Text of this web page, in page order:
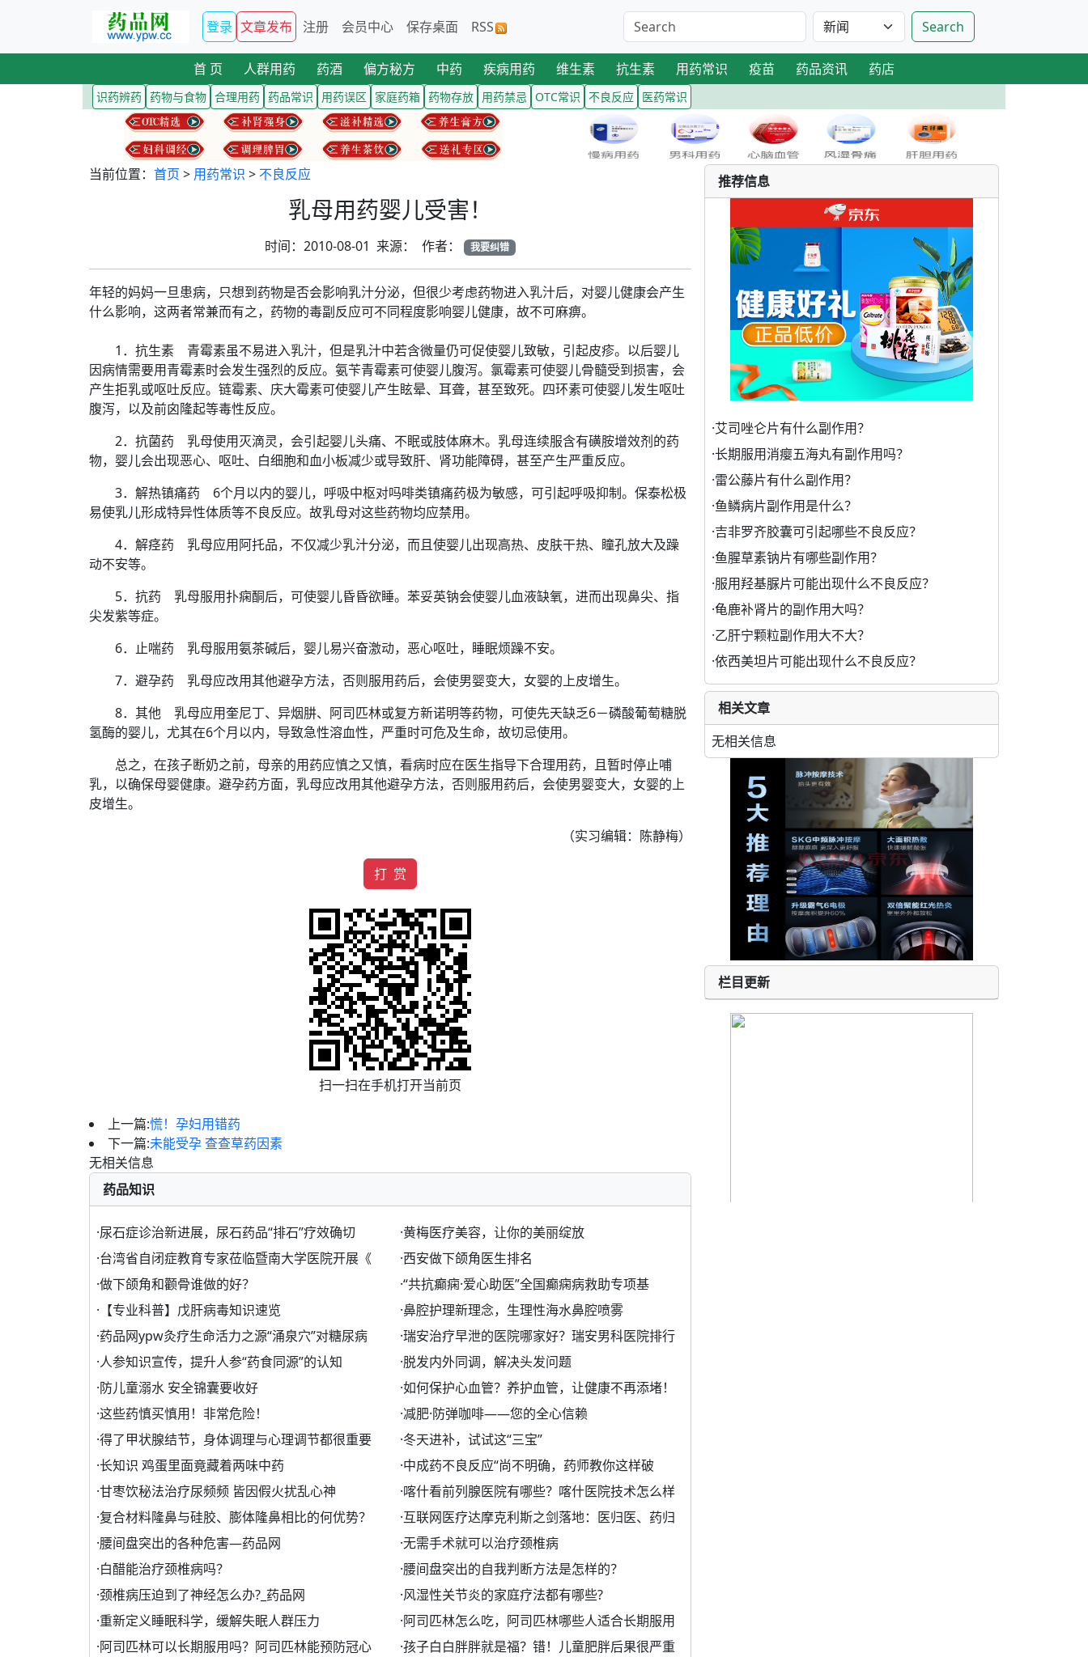
登录 文章发布 注册 会员中心 保存桌面 RSS Search
首 页 人群用药 药酒 偏方秘方 中药 疾病用药 维生素 抗生素 用药常识 疫苗 药品资讯 药店
识药辨药 药物与食物 合理用药 药品常识 用药误区 家庭药箱 药物存放 用药禁忌 OTC常识 不良反应 医药常识
当前位置： 首页 > 用药常识 > 不良反应
乳母用药婴儿受害！
时间：2010-08-01 来源： 作者： 我要纠错
年轻的妈妈一旦患病，只想到药物是否会影响乳汁分泌，但很少考虑药物进入乳汁后，对婴儿健康会产生
什么影响，这两者常兼而有之，药物的毒副反应可不同程度影响婴儿健康，故不可麻痹。
1．抗生素 青霉素虽不易进入乳汁，但是乳汁中若含微量仍可促使婴儿致敏，引起皮疹。以后婴儿
因病情需要用青霉素时会发生强烈的反应。氨苄青霉素可使婴儿腹泻。氯霉素可使婴儿骨髓受到损害，会
产生拒乳或呕吐反应。链霉素、庆大霉素可使婴儿产生眩晕、耳聋，甚至致死。四环素可使婴儿发生呕吐
腹泻，以及前囟隆起等毒性反应。
2．抗菌药 乳母使用灭滴灵，会引起婴儿头痛、不眠或肢体麻木。乳母连续服含有磺胺增效剂的药
物，婴儿会出现恶心、呕吐、白细胞和血小板减少或导致肝、肾功能障碍，甚至产生严重反应。
3．解热镇痛药 6个月以内的婴儿，呼吸中枢对吗啡类镇痛药极为敏感，可引起呼吸抑制。保泰松极
易使乳儿形成特异性体质等不良反应。故乳母对这些药物均应禁用。
4．解痉药 乳母应用阿托品，不仅减少乳汁分泌，而且使婴儿出现高热、皮肤干热、瞳孔放大及躁
动不安等。
5．抗药 乳母服用扑痫酮后，可使婴儿昏昏欲睡。苯妥英钠会使婴儿血液缺氧，进而出现鼻尖、指
尖发紫等症。
6．止喘药 乳母服用氨茶碱后，婴儿易兴奋激动，恶心呕吐，睡眠烦躁不安。
7．避孕药 乳母应改用其他避孕方法，否则服用药后，会使男婴变大，女婴的上皮增生。
8．其他 乳母应用奎尼丁、异烟肼、阿司匹林或复方新诺明等药物，可使先天缺乏6－磷酸葡萄糖脱
氢酶的婴儿，尤其在6个月以内，导致急性溶血性，严重时可危及生命，故切忌使用。
总之，在孩子断奶之前，母亲的用药应慎之又慎，看病时应在医生指导下合理用药，且暂时停止哺
乳，以确保母婴健康。避孕药方面，乳母应改用其他避孕方法，否则服用药后，会使男婴变大，女婴的上
皮增生。
（实习编辑：陈静梅）
打 赏
扫一扫在手机打开当前页
上一篇:慌！孕妇用错药
下一篇:未能受孕 查查草药因素
无相关信息
药品知识
·尿石症诊治新进展，尿石药品“排石”疗效确切 ·黄梅医疗美容，让你的美丽绽放
·台湾省自闭症教育专家莅临暨南大学医院开展《 ·西安做下颌角医生排名
·做下颌角和颧骨谁做的好？ ·“共抗癫痫·爱心助医”全国癫痫病救助专项基
· 【专业科普】戊肝病毒知识速览 ·鼻腔护理新理念，生理性海水鼻腔喷雾
·药品网ypw灸疗生命活力之源“涌泉穴”对糖尿病 ·瑞安治疗早泄的医院哪家好？瑞安男科医院排行
·人参知识宣传，提升人参“药食同源”的认知 ·脱发内外同调，解决头发问题
·防儿童溺水 安全锦囊要收好 ·如何保护心血管？养护血管，让健康不再添堵！
·这些药慎买慎用！非常危险！ ·减肥·防弹咖啡——您的全心信赖
·得了甲状腺结节，身体调理与心理调节都很重要 ·冬天进补，试试这“三宝”
·长知识 鸡蛋里面竟藏着两味中药 ·中成药不良反应“尚不明确，药师教你这样破
·甘枣饮秘法治疗尿频频 皆因假火扰乱心神 ·喀什看前列腺医院有哪些？喀什医院技术怎么样
·复合材料隆鼻与硅胶、膨体隆鼻相比的何优势？ ·互联网医疗达摩克利斯之剑落地：医归医、药归
·腰间盘突出的各种危害—药品网 ·无需手术就可以治疗颈椎病
·白醋能治疗颈椎病吗？ ·腰间盘突出的自我判断方法是怎样的？
·颈椎病压迫到了神经怎么办?_药品网 ·风湿性关节炎的家庭疗法都有哪些?
·重新定义睡眠科学，缓解失眠人群压力 ·阿司匹林怎么吃，阿司匹林哪些人适合长期服用
·阿司匹林可以长期服用吗？阿司匹林能预防冠心 ·孩子白白胖胖就是福？错！儿童肥胖后果很严重
推荐信息
·艾司唑仑片有什么副作用？
·长期服用消瘿五海丸有副作用吗？
·雷公藤片有什么副作用？
·鱼鳞病片副作用是什么？
·吉非罗齐胶囊可引起哪些不良反应？
·鱼腥草素钠片有哪些副作用？
·服用羟基脲片可能出现什么不良反应？
·龟鹿补肾片的副作用大吗？
·乙肝宁颗粒副作用大不大？
·依西美坦片可能出现什么不良反应？
相关文章
无相关信息
栏目更新